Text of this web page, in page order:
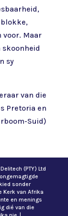
voor. Maar
skoonheid
sy
van die
Pretoria en
Suid)
(PTY) Ltd
sonder
Kerk van Afrika
en menings
dié van die